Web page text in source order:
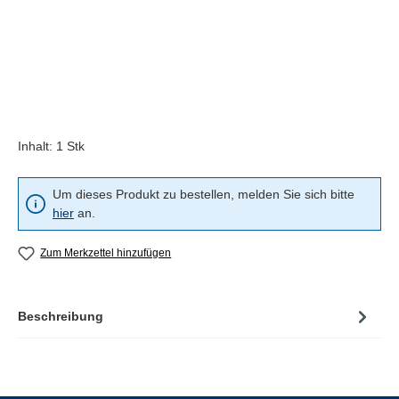
Inhalt: 1 Stk
Um dieses Produkt zu bestellen, melden Sie sich bitte
hier an.
Zum Merkzettel hinzufügen
Beschreibung